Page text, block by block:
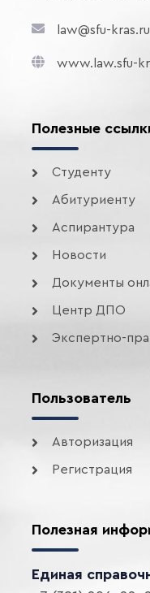
law@sfu-kras.ru
www.law.sfu-
Полезные
Студенту
Абитуриенту
Аспирантура
Новости
Документы
Центр ДПО
Экспертно-
Пользователь
Авторизация
Регистрация
Полезная
Единая